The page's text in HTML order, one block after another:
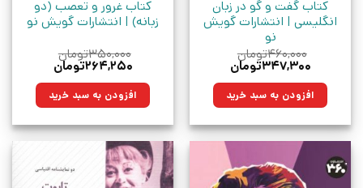
کتاب گفت و گو در زبان
انگلیسی | انتشارات گویش
نو
۴۶۰,۰۰۰تومان
قیمت
۴۶۰,۰۰۰تومان
بود.
۳۴۷,۳۰۰تومان
۳۴۷,۳۰۰تومان.افزودن به سبد خرید
کتاب غرور و تعصب (دو
زبانه) | انتشارات گویش نو
۳۵۰,۰۰۰تومان
قیمت
۳۵۰,۰۰۰تومان
بود.
۲۶۴,۲۵۰تومان
۲۶۴,۲۵۰تومان.افزودن به سبد خرید